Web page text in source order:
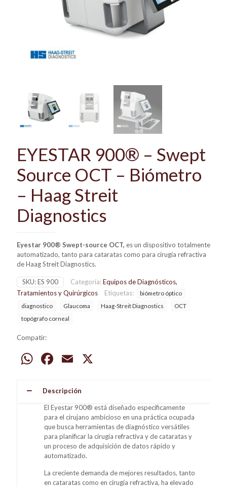
EYESTAR 900® – Swept
Source OCT – Biómetro
– Haag Streit
Diagnostics
Eyestar 900® Swept-source OCT, es un dispositivo totalmente
automatizado, tanto para cataratas como para cirugía refractiva
de Haag Streit Diagnostics.
SKU:ES 900 Categoría:Equipos de Diagnósticos,
Tratamientos y Quirúrgicos
Etiquetas:
biómetro óptico
diagnostico
Glaucoma Haag-Streit Diagnostics
OCT
topógrafo corneal
Compatir:
WhatsApp
Facebook
Email
Descripción
El Eyestar 900® está diseñado específicamente
para el cirujano ambicioso en una práctica ocupada
que busca herramientas de diagnóstico versátiles
para planificar la cirugía refractiva y de cataratas y
un proceso de adquisición de datos rápido y
automatizado.
La creciente demanda de mejores resultados, tanto
en cataratas como en cirugía refractiva, ha elevado